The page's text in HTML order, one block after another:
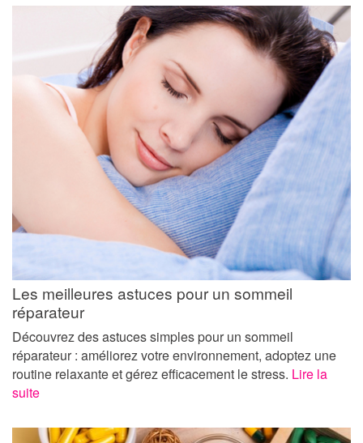
Les meilleures astuces pour un sommeil
réparateur
Découvrez des astuces simples pour un sommeil
réparateur : améliorez votre environnement, adoptez une
routine relaxante et gérez efficacement le stress. Lire la
suite